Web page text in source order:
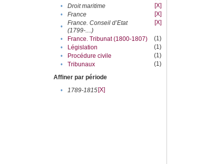
•
Droit maritime
[X]
•
France
[X]
•
France. Conseil d’Etat
(1799-....)
[X]
• France. Tribunat (1800-1807)
(1)
•
Législation
(1)
•
Procédure civile
(1)
•
Tribunaux
(1)
Affiner par période
•
1789-1815[X]